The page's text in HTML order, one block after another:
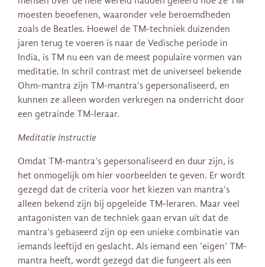
moesten beoefenen, waaronder vele beroemdheden
zoals de Beatles. Hoewel de TM-techniek duizenden
jaren terug te voeren is naar de Vedische periode in
India, is TM nu een van de meest populaire vormen van
meditatie. In schril contrast met de universeel bekende
Ohm-mantra zijn TM-mantra’s gepersonaliseerd, en
kunnen ze alleen worden verkregen na onderricht door
een getrainde TM-leraar.
Meditatie instructie
Omdat TM-mantra’s gepersonaliseerd en duur zijn, is
het onmogelijk om hier voorbeelden te geven. Er wordt
gezegd dat de criteria voor het kiezen van mantra’s
alleen bekend zijn bij opgeleide TM-leraren. Maar veel
antagonisten van de techniek gaan ervan uit dat de
mantra’s gebaseerd zijn op een unieke combinatie van
iemands leeftijd en geslacht. Als iemand een ‘eigen’ TM-
mantra heeft, wordt gezegd dat die fungeert als een